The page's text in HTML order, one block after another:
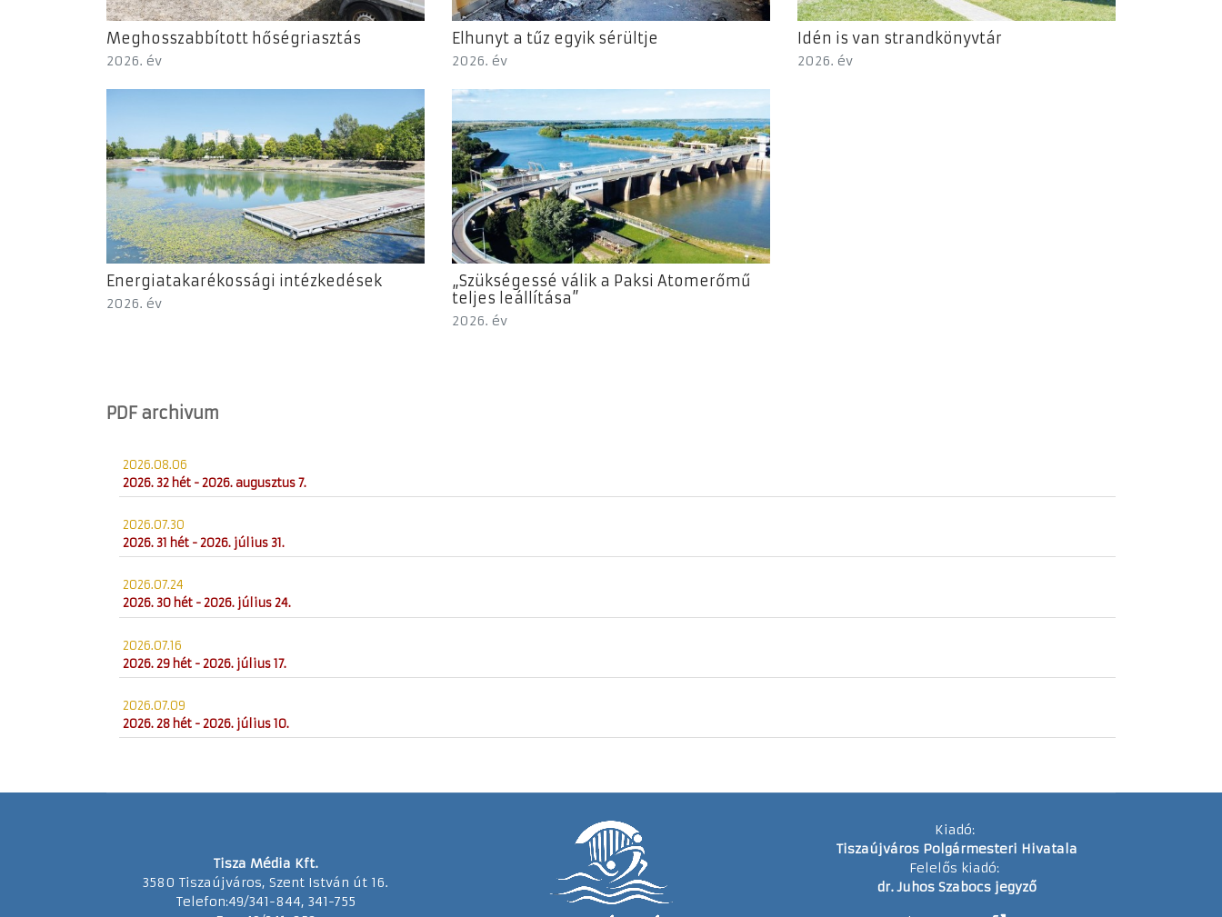
Meghosszabbított hőségriasztás
2026. év
Elhunyt a tűz egyik sérültje
2026. év
Idén is van strandkönyvtár
2026. év
Energiatakarékossági intézkedések
2026. év
„Szükségessé válik a Paksi Atomerőmű
teljes leállítása”
2026. év
PDF archivum
2026.08.06
2026. 32 hét - 2026. augusztus 7.
2026.07.30
2026. 31 hét - 2026. július 31.
2026.07.24
2026. 30 hét - 2026. július 24.
2026.07.16
2026. 29 hét - 2026. július 17.
2026.07.09
2026. 28 hét - 2026. július 10.
Tisza Média Kft.
3580 Tiszaújváros, Szent István út 16.
Telefon:49/341-844, 341-755
Kiadó:
Tiszaújváros Polgármesteri Hivatala
Felelős kiadó:
dr. Juhos Szabocs jegyző